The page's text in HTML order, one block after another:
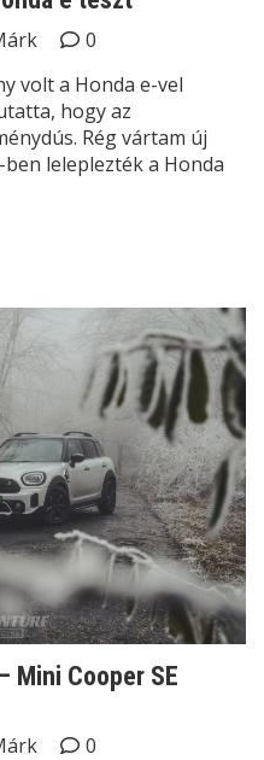
0
volt a Honda e-vel
hogy az
Rég vártam új
leleplezték a Honda
Mini Cooper SE
0